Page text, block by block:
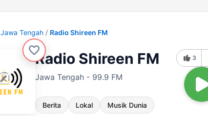
Jawa Tengah Radio Shireen FM
Radio Shireen FM
Jawa Tengah - 99.9 FM
Berita Lokal Musik Dunia
3